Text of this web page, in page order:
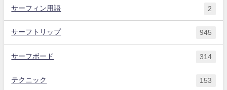
サーフィン用語 2
サーフトリップ 945
サーフボード 314
テクニック 153